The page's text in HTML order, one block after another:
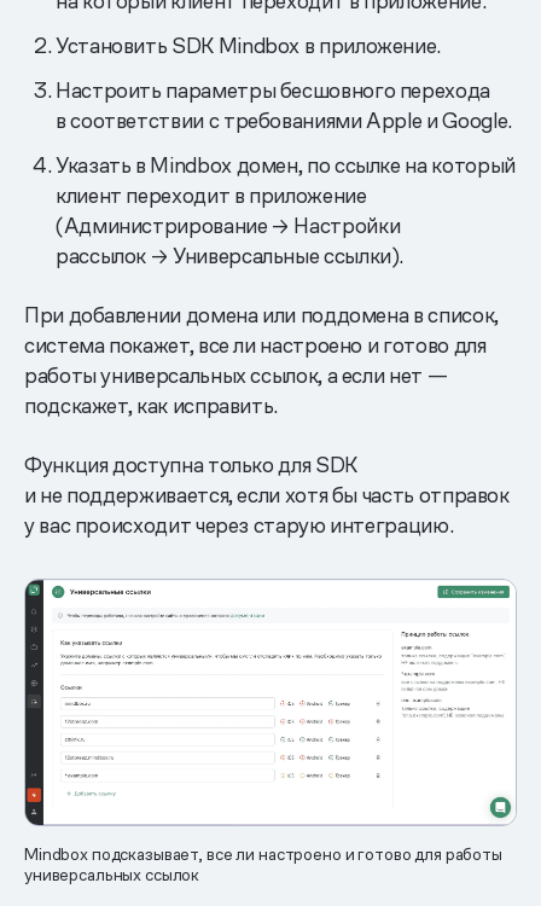
Установить SDK Mindbox в приложение.
Настроить параметры бесшовного перехода
в соответствии с требованиями Apple и Google.
Указать в Mindbox домен, по ссылке на который
клиент переходит в приложение
(Администрирование → Настройки
рассылок → Универсальные ссылки).
При добавлении домена или поддомена в список,
система покажет, все ли настроено и готово для
работы универсальных ссылок, а если нет —
подскажет, как исправить.
Функция доступна только для SDK
и не поддерживается, если хотя бы часть отправок
у вас происходит через старую интеграцию.
Mindbox подсказывает, все ли настроено и готово для работы
универсальных ссылок